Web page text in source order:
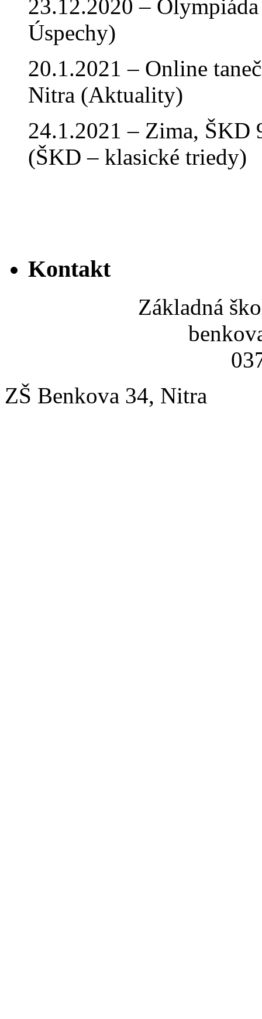
23.12.2020 –
Úspechy)
20.1.2021 – Online
Nitra (Aktuality)
24.1.2021 – Zima, ŠKD
(ŠKD – klasické triedy)
Kontakt
Základná
ZŠ Benkova 34, Nitra